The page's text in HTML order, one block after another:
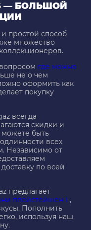
— БОЛЬШОЙ
простой способ
множество
где можно
не о чем
оформить как
покупку
всегда
скидки и
быть
всех
Независимо от
по всей
предлагает
плейстейшен 1 ,
Пополнить
используя наш